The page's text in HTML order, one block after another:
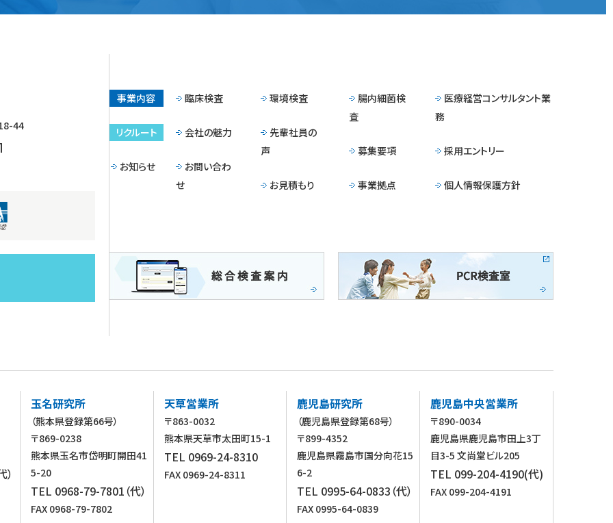
44
事業内容
リクルート
お知らせ
臨床検査
会社の魅力
お問い合わ
せ
環境検査
先輩社員の
声
お見積もり
腸内細菌検
査
募集要項
事業拠点
医療経営コンサルタント業
務
採用エントリー
個人情報保護方針
玉名研究所
（熊本県登録第66号）
〒869-0238
熊本県玉名市岱明町開田41
5-20
TEL 0968-79-7801（代）
FAX 0968-79-7802
天草営業所
〒863-0032
熊本県天草市太田町15-1
TEL 0969-24-8310
FAX 0969-24-8311
鹿児島研究所
（鹿児島県登録第68号）
〒899-4352
鹿児島県霧島市国分向花15
6-2
TEL 0995-64-0833（代）
FAX 0995-64-0839
鹿児島中央営業所
〒890-0034
鹿児島県鹿児島市田上3丁
目3-5 文尚堂ビル205
TEL 099-204-4190(代)
FAX 099-204-4191